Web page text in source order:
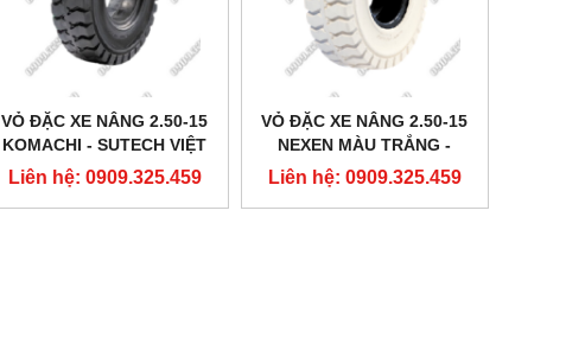
VỎ ĐẶC XE NÂNG 2.50-15
KOMACHI - SUTECH VIỆT
NAM
Liên hệ: 0909.325.459
VỎ ĐẶC XE NÂNG 2.50-15
NEXEN MÀU TRẮNG -
SUTECH VIỆT NAM
Liên hệ: 0909.325.459